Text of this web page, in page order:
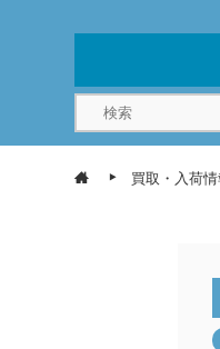
買取・入荷情